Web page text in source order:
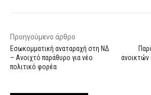
Προηγούμενο άρθρο
Εσωκομματική αναταραχή στη ΝΔ
– Ανοιχτό παράθυρο για νέο
πολιτικό φορέα
ανοικτών